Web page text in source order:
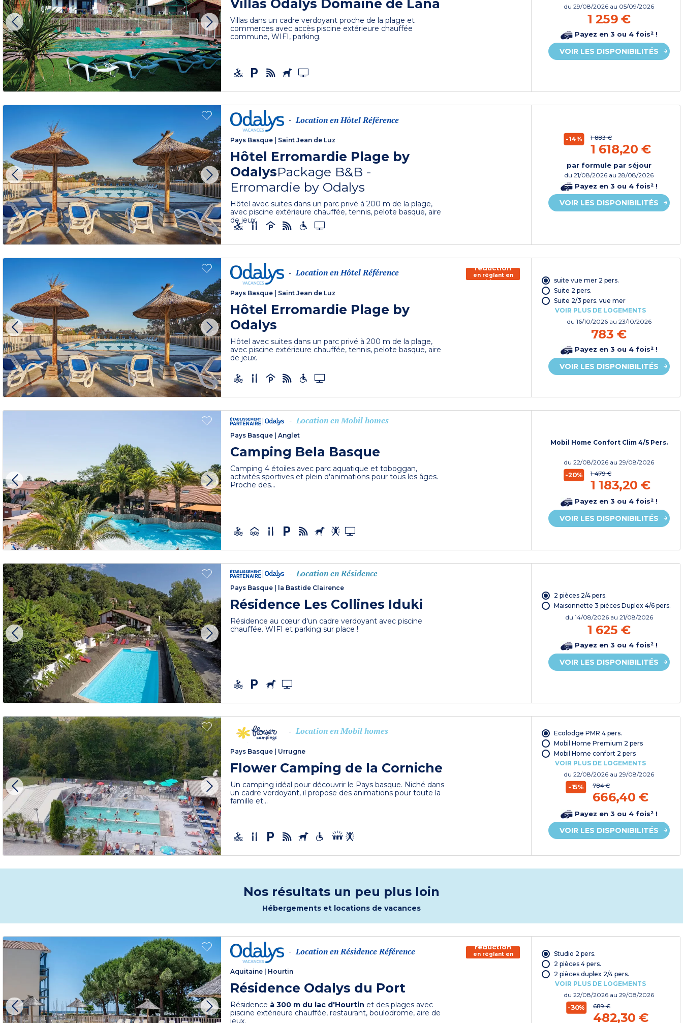
Villas Odalys Domaine de Lana
Villas dans un cadre verdoyant proche de la plage et
commerces avec accès piscine extérieure chauffée
commune, WIFI, parking.
du29/08/2026 au 05/09/2026
1 259 €
Payez en 3 ou 4 fois² !
VOIR LES DISPONIBILITÉS
- Location en Hôtel Référence
Pays Basque Saint Jean de Luz
Hôtel Erromardie Plage by
OdalysPackage B&B -
Erromardie by Odalys
Hôtel avec suites dans un parc privé à 200 m de la plage,
avec piscine extérieure chauffée, tennis, pelote basque, aire
de jeux.
-14% 1 883 €
1 618,20 €
par formule par séjour
du21/08/2026 au 28/08/2026
Payez en 3 ou 4 fois² !
VOIR LES DISPONIBILITÉS
- Location en Hôtel Référence
Pays Basque | Saint Jean de Luz
Hôtel Erromardie Plage by
Odalys
Hôtel avec suites dans un parc privé à 200 m de la plage,
avec piscine extérieure chauffée, tennis, pelote basque, aire
de jeux.
150€ de
réduction
en réglant en
chèque
suite vue mer 2 pers.
Suite 2 pers.
Suite 2/3 pers. vue mer
VOIR PLUS DE LOGEMENTS
du 16/10/2026 au 23/10/2026
783 €
Payez en 3 ou 4 fois² !
VOIR LES DISPONIBILITÉS
- Location en Mobil homes
Pays Basque |Anglet
Camping Bela Basque
Camping 4 étoiles avec parc aquatique et toboggan,
activités sportives et plein d'animations pour tous les âges.
Proche des...
Mobil Home Confort Clim 4/5 Pers.
du22/08/2026 au 29/08/2026
-20% 1 479 €
1 183,20 €
Payez en 3 ou 4 fois² !
VOIR LES DISPONIBILITÉS
- Location en Résidence
Pays Basque la Bastide Clairence
Résidence Les Collines Iduki
Résidence au cœur d'un cadre verdoyant avec piscine
chauffée. WIFI et parking sur place !
2 pièces 2/4 pers.
Maisonnette 3 pièces Duplex 4/6 pers.
du 14/08/2026 au 21/08/2026
1 625 €
Payez en 3 ou 4 fois² !
VOIR LES DISPONIBILITÉS
- Location en Mobil homes
Pays Basque Urrugne
Flower Camping de la Corniche
Un camping idéal pour découvrir le Pays basque. Niché dans
un cadre verdoyant, il propose des animations pour toute la
famille et...
Ecolodge PMR 4 pers.
Mobil Home Premium 2 pers
Mobil Home confort 2 pers
VOIR PLUS DE LOGEMENTS
du22/08/2026 au 29/08/2026
-15% 784 €
666,40 €
Payez en 3 ou 4 fois² !
VOIR LES DISPONIBILITÉS
Nos résultats un peu plus loin
Hébergements et locations de vacances
- Location en Résidence Référence
Aquitaine Hourtin
Résidence Odalys du Port
Résidence à 300 m du lac d'Hourtin et des plages avec
piscine extérieure chauffée, restaurant, boulodrome, aire de
150€ de
réduction
en réglant en
chèque
Studio 2 pers.
2 pièces 4 pers.
2 pièces duplex 2/4 pers.
VOIR PLUS DE LOGEMENTS
du22/08/2026 au 29/08/2026
-30% 689 €
482,30 €